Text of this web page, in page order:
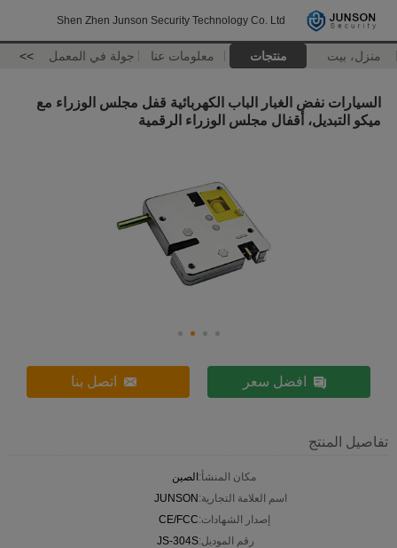
Shen Zhen Junson Security Technology Co. Ltd
منزل، بيت منتجات معلومات عنا جولة في المعمل >>
السيارات نفض الغبار الباب الكهربائية قفل مجلس الوزراء مع
ميكو التبديل، أقفال مجلس الوزراء الرقمية
افضل سعر اتصل بنا
تفاصيل المنتج
مكان المنشأ:الصين
اسم العلامة التجارية:JUNSON
إصدار الشهادات:CE/FCC
رقم الموديل:JS-304S